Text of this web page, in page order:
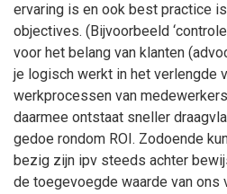
ervaring is en ook best practice
objectives. (Bijvoorbeeld
voor het belang van klanten
je logisch werkt in het verlengde
werkprocessen van
daarmee ontstaat sneller
gedoe rondom ROI. Zodoende
bezig zijn ipv steeds achter
de toegevoegde waarde van ons